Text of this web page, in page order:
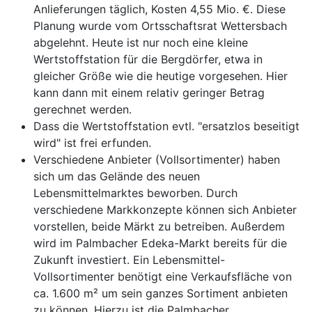
Anlieferungen täglich, Kosten 4,55 Mio. €. Diese
Planung wurde vom Ortsschaftsrat Wettersbach
abgelehnt. Heute ist nur noch eine kleine
Wertstoffstation für die Bergdörfer, etwa in
gleicher Größe wie die heutige vorgesehen. Hier
kann dann mit einem relativ geringer Betrag
gerechnet werden.
Dass die Wertstoffstation evtl. "ersatzlos beseitigt
wird" ist frei erfunden.
Verschiedene Anbieter (Vollsortimenter) haben
sich um das Gelände des neuen
Lebensmittelmarktes beworben. Durch
verschiedene Markkonzepte können sich Anbieter
vorstellen, beide Märkt zu betreiben. Außerdem
wird im Palmbacher Edeka-Markt bereits für die
Zukunft investiert. Ein Lebensmittel-
Vollsortimenter benötigt eine Verkaufsfläche von
ca. 1.600 m² um sein ganzes Sortiment anbieten